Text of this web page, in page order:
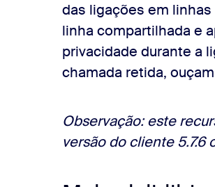
das ligações em
linha compartilhada e
privacidade durante a
chamada retida,
Observação: este
versão do cliente 5.7.6